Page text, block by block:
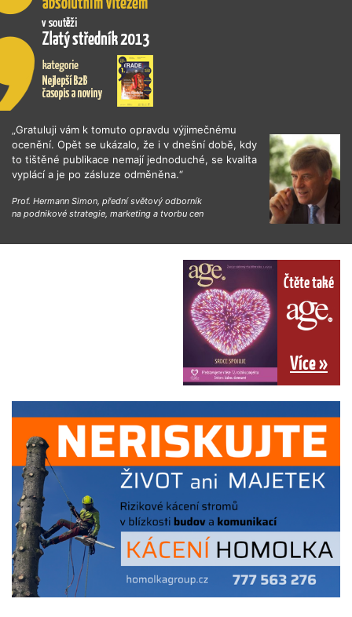
„Gratuluji vám k tomuto opravdu výjimečnému
ocenění. Opět se ukázalo, že i v dnešní době, kdy
to tištěné publikace nemají jednoduché, se kvalita
vyplácí a je po zásluze odměněna.“
Prof. Hermann Simon, přední světový odborník
na podnikové strategie, marketing a tvorbu cen
Čtěte také
Více »